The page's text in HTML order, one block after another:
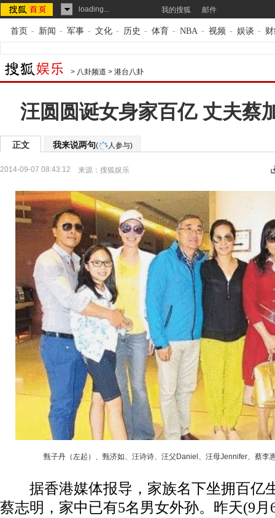
loading... 我的搜狐 邮件
首页 - 新闻 - 军事 - 文化 - 历史 - 体育 - NBA - 视频 - 娱谈 -
> 八卦频道 > 港台八卦
汪圆圆诞女身家百亿 丈夫蔡
正文 我来说两句( 人参与)
2014-09-07 08:43:12 来源： 搜狐娱乐
甄子丹（左起）、甄济如、汪诗诗、汪父Daniel、汪母Jennifer、蔡李
据香港媒体报导，家族名下坐拥百亿
蔡志明，家中已有5名男女外孙。昨天(9